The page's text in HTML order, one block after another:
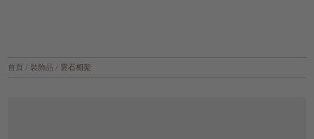
首頁 / 裝飾品 / 雲石相架